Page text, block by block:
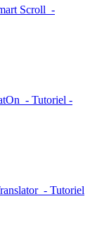
Scroll -
- Tutoriel -
- Tutoriel